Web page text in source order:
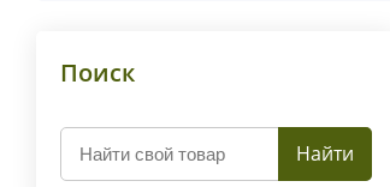
Поиск
Найти